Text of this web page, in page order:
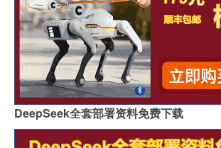
DeepSeek全套部署资料免费下载